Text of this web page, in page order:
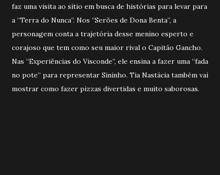
faz uma visita ao sítio em busca de histórias para levar para
a “Terra do Nunca”. Nos “Serões de Dona Benta”, a
personagem conta a trajetória desse menino esperto e
corajoso que tem como seu maior rival o Capitão Gancho.
Nas “Experiências do Visconde”, ele ensina a fazer uma “fada
no pote” para representar Sininho. Tia Nastácia também vai
mostrar como fazer pizzas divertidas e muito saborosas.